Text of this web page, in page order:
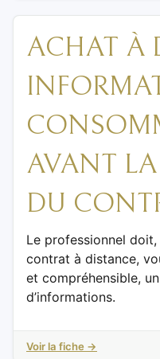
ACHAT À
AVANT
DU
Le professionnel doit,
contrat à distance,
et compréhensible,
d’informations.
Voir la fiche →